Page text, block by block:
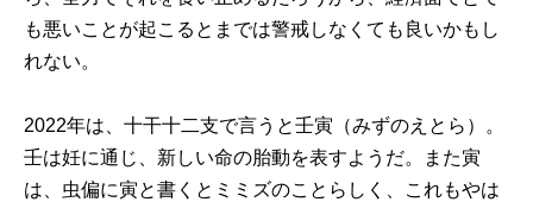
も悪いことが起こるとまでは警戒しなくても良いかもし
れない。
2022年は、十干十二支で言うと壬寅（みずのえとら）。
壬は妊に通じ、新しい命の胎動を表すようだ。また寅
は、虫偏に寅と書くとミミズのことらしく、これもやは